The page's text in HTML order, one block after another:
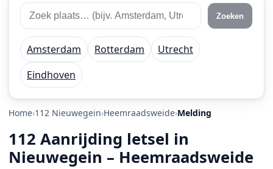
Zoek 112 meldingen
Zoek plaats of regio Zoeken
Amsterdam Rotterdam
Utrecht
Eindhoven
Home 112 Nieuwegein Heemraadsweide Melding
112 Aanrijding letsel in
Nieuwegein – Heemraadsweide